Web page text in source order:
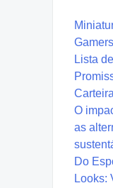
Lista
O
as
Do
Looks: